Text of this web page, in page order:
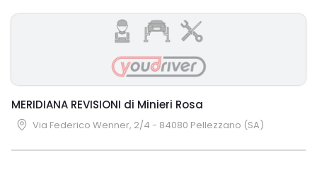
MERIDIANA REVISIONI di Minieri Rosa
Via Federico Wenner, 2/4 - 84080 Pellezzano (SA)